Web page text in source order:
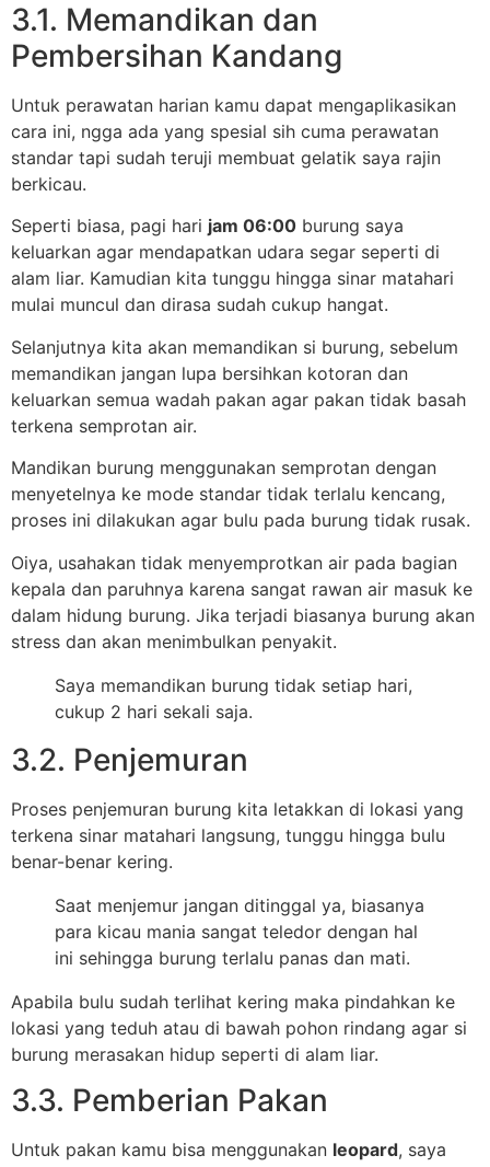
3.1. Memandikan dan
Pembersihan Kandang
Untuk perawatan harian kamu dapat mengaplikasikan
cara ini, ngga ada yang spesial sih cuma perawatan
standar tapi sudah teruji membuat gelatik saya rajin
berkicau.
Seperti biasa, pagi hari jam 06:00 burung saya
keluarkan agar mendapatkan udara segar seperti di
alam liar. Kamudian kita tunggu hingga sinar matahari
mulai muncul dan dirasa sudah cukup hangat.
Selanjutnya kita akan memandikan si burung, sebelum
memandikan jangan lupa bersihkan kotoran dan
keluarkan semua wadah pakan agar pakan tidak basah
terkena semprotan air.
Mandikan burung menggunakan semprotan dengan
menyetelnya ke mode standar tidak terlalu kencang,
proses ini dilakukan agar bulu pada burung tidak rusak.
Oiya, usahakan tidak menyemprotkan air pada bagian
kepala dan paruhnya karena sangat rawan air masuk ke
dalam hidung burung. Jika terjadi biasanya burung akan
stress dan akan menimbulkan penyakit.
Saya memandikan burung tidak setiap hari,
cukup 2 hari sekali saja.
3.2. Penjemuran
Proses penjemuran burung kita letakkan di lokasi yang
terkena sinar matahari langsung, tunggu hingga bulu
benar-benar kering.
Saat menjemur jangan ditinggal ya, biasanya
para kicau mania sangat teledor dengan hal
ini sehingga burung terlalu panas dan mati.
Apabila bulu sudah terlihat kering maka pindahkan ke
lokasi yang teduh atau di bawah pohon rindang agar si
burung merasakan hidup seperti di alam liar.
3.3. Pemberian Pakan
Untuk pakan kamu bisa menggunakan leopard, saya